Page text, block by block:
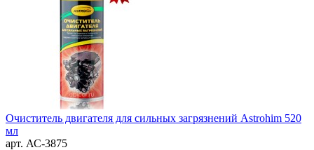
Очиститель двигателя для сильных загрязнений Astrohim 520
мл
арт. АС-3875